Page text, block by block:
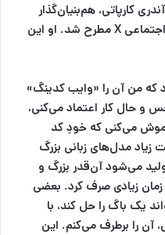
کارپاتی، هم‌بنیان‌گذار
OpenAI، در فوریه ۲۰۲۵ در شبکه اجتماعی X مطرح شد. او این
که من آن را «وایب کدینگ»
و حال کار اعتماد می‌کنی،
می‌کنی که خودِ کد
زیاد مدل‌های زبانی بزرگ
می‌شود آن‌قدر بزرگ و
زیادی صرف کرد. بعضی
یک باگ را حل کند، با
آن را برطرف می‌کنم. این